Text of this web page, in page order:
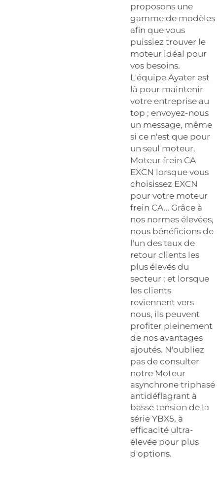
proposons une
gamme de modèles
afin que vous
puissiez trouver le
moteur idéal pour
vos besoins.
L'équipe Ayater est
là pour maintenir
votre entreprise au
top ; envoyez-nous
un message, même
si ce n'est que pour
un seul moteur.
Moteur frein CA
EXCN lorsque vous
choisissez EXCN
pour votre moteur
frein CA… Grâce à
nos normes élevées,
nous bénéficions de
l'un des taux de
retour clients les
plus élevés du
secteur ; et lorsque
les clients
reviennent vers
nous, ils peuvent
profiter pleinement
de nos avantages
ajoutés. N'oubliez
pas de consulter
notre Moteur
asynchrone triphasé
antidéflagrant à
basse tension de la
série YBX5, à
efficacité ultra-
élevée pour plus
d'options.